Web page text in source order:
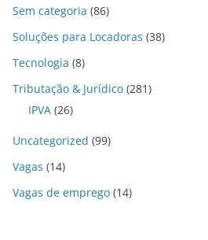
Sem categoria (86)
Soluções para Locadoras (38)
Tecnologia (8)
Tributação & Jurídico (281)
IPVA (26)
Uncategorized (99)
Vagas (14)
Vagas de emprego (14)